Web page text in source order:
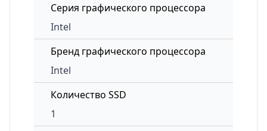
Серия графического процессора
Intel
Бренд графического процессора
Intel
Количество SSD
1